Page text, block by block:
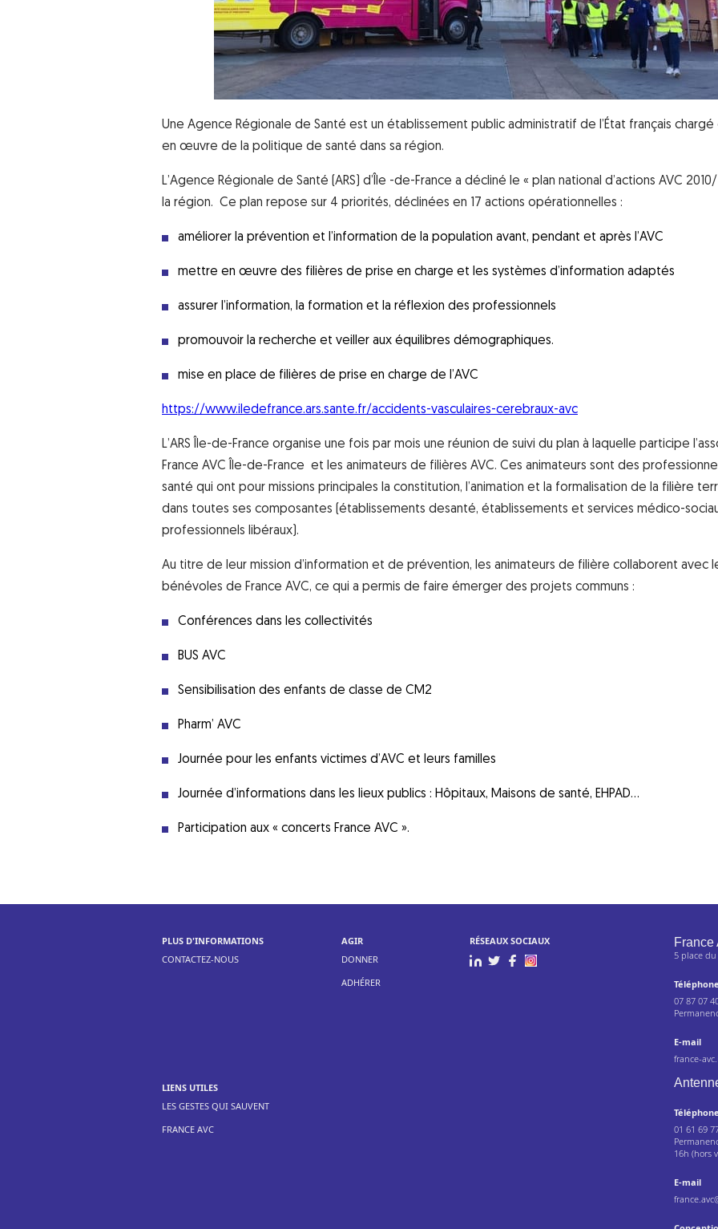
Une Agence Régionale de Santé est un établissement public administratif de l’État français chargé
en œuvre de la politique de santé dans sa région.
L’Agence Régionale de Santé (ARS) d’Île -de-France a décliné le « plan national d’actions AVC
la région. Ce plan repose sur 4 priorités, déclinées en 17 actions opérationnelles :
améliorer la prévention et l’information de la population avant, pendant et après l’AVC
mettre en œuvre des filières de prise en charge et les systèmes d’information adaptés
assurer l’information, la formation et la réflexion des professionnels
promouvoir la recherche et veiller aux équilibres démographiques.
mise en place de filières de prise en charge de l’AVC
https://www.iledefrance.ars.sante.fr/accidents-vasculaires-cerebraux-avc
L’ARS Île-de-France organise une fois par mois une réunion de suivi du plan à laquelle participe
France AVC Île-de-France et les animateurs de filières AVC. Ces animateurs sont des
santé qui ont pour missions principales la constitution, l’animation et la formalisation de la filière
dans toutes ses composantes (établissements desanté, établissements et services médico-
professionnels libéraux).
Au titre de leur mission d’information et de prévention, les animateurs de filière collaborent avec
bénévoles de France AVC, ce qui a permis de faire émerger des projets communs :
Conférences dans les collectivités
BUS AVC
Sensibilisation des enfants de classe de CM2
Pharm’ AVC
Journée pour les enfants victimes d’AVC et leurs familles
Journée d’informations dans les lieux publics : Hôpitaux, Maisons de santé, EHPAD…
Participation aux « concerts France AVC ».
PLUS D'INFORMATIONS
CONTACTEZ-NOUS
AGIR
DONNER
ADHÉRER
RÉSEAUX SOCIAUX
LIENS UTILES
LES GESTES QUI SAUVENT
FRANCE AVC
France
5 place du
07 87 07
E-mail
france-
01 61 69
16h (hors
E-mail